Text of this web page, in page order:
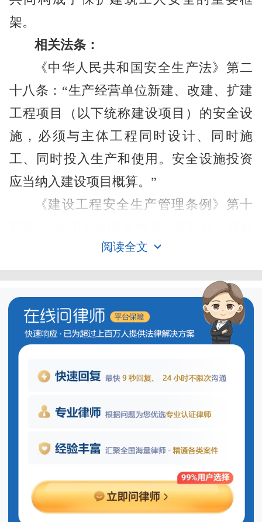
架。
相关法条：
《中华人民共和国安全生产法》第二
十八条：“生产经营单位新建、改建、扩建
工程项目（以下统称建设项目）的安全设
施，必须与主体工程同时设计、同时施
工、同时投入生产和使用。安全设施投资
应当纳入建设项目概算。”
《建设工程安全生产管理条例》第十
工现场入口处、施工起重机械、临时用电
设施、脚手架、出入通道口、楼梯口、电
梯井口、孔洞口、桥梁口、隧道口、基坑
边沿、爆破物及有害危险气体和液体存放
处等危险部位，设置明显的安全警示标
阅读全文